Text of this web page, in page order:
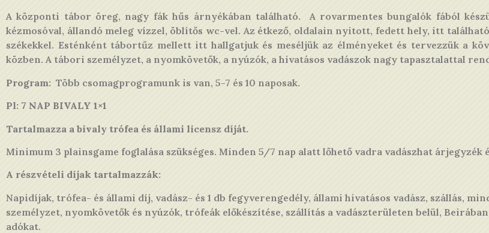
A központi tábor öreg, nagy fák hűs árnyékában található. A rovarmentes bungalók fából
kézmosóval, állandó meleg vízzel, öblítős wc-vel. Az étkező, oldalain nyitott, fedett hely, itt
székekkel. Esténként tábortűz mellett itt hallgatjuk és meséljük az élményeket és tervezzük a
közben. A tábori személyzet, a nyomkövetők, a nyúzók, a hivatásos vadászok nagy tapasztalattal
Program: Több csomagprogramunk is van, 5-7 és 10 naposak.
Pl: 7 NAP BIVALY 1×1
Tartalmazza a bivaly trófea és állami licensz díját.
Minimum 3 plainsgame foglalása szükséges. Minden 5/7 nap alatt lőhető vadra vadászhat árjegyzék
A részvételi díjak tartalmazzák:
Napidíjak, trófea- és állami díj, vadász- és 1 db fegyverengedély, állami hivatásos vadász, szállás,
személyzet, nyomkövetők és nyúzók, trófeák előkészítése, szállítás a vadászterületen belül,
adókat.